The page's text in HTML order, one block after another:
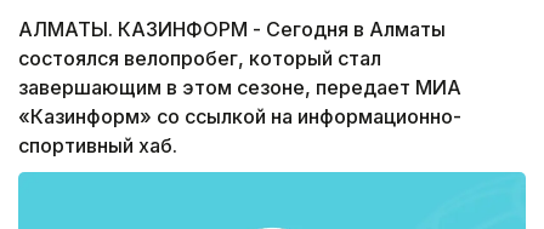
АЛМАТЫ. КАЗИНФОРМ - Сегодня в Алматы
состоялся велопробег, который стал
завершающим в этом сезоне, передает МИА
«Казинформ» со ссылкой на информационно-
спортивный хаб.